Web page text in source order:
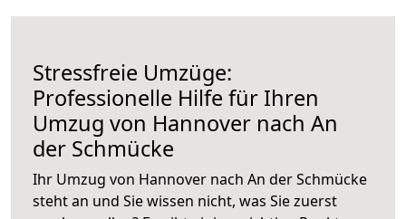
Stressfreie Umzüge:
Professionelle Hilfe für Ihren
Umzug von Hannover nach An
der Schmücke
Ihr Umzug von Hannover nach An der Schmücke
steht an und Sie wissen nicht, was Sie zuerst